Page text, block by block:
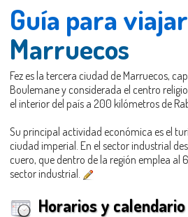
Guía para
Marruecos
Fez es la tercera ciudad de Marruecos,
Boulemane y considerada el centro
el interior del país a 200 kilómetros de
Su principal actividad económica es el
ciudad imperial. En el sector industrial
cuero, que dentro de la región emplea al
sector industrial.
Horarios y